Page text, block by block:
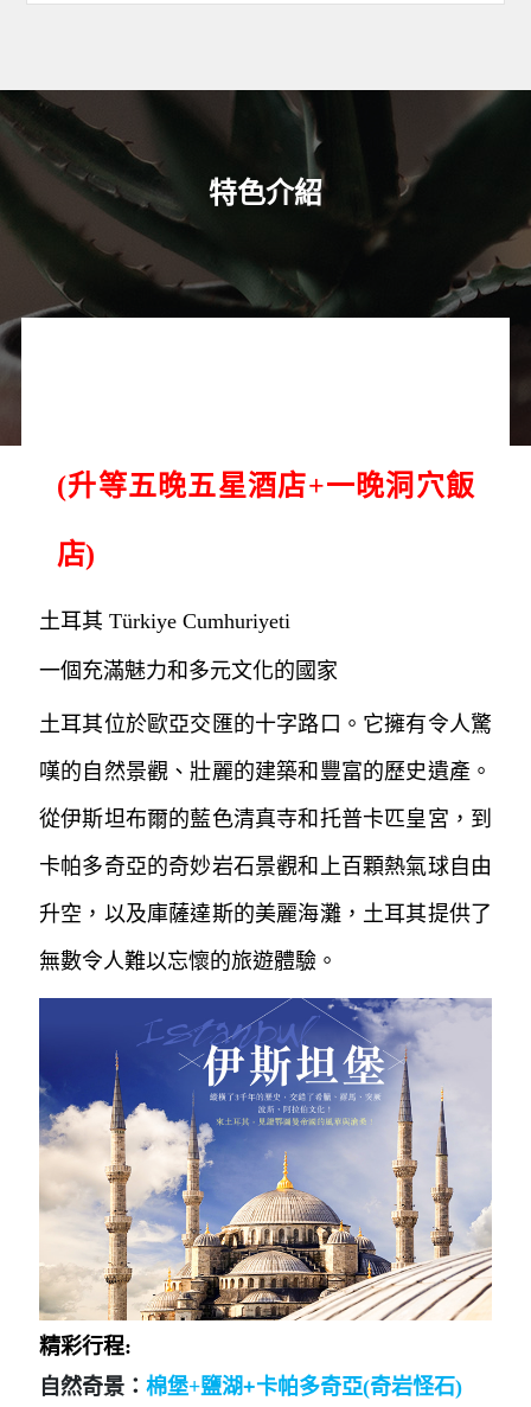
特色介紹
(升等五晚五星酒店+一晚洞穴飯
店)
土耳其 Türkiye Cumhuriyeti
一個充滿魅力和多元文化的國家
土耳其位於歐亞交匯的十字路口。它擁有令人驚
嘆的自然景觀、壯麗的建築和豐富的歷史遺產。
從伊斯坦布爾的藍色清真寺和托普卡匹皇宮，到
卡帕多奇亞的奇妙岩石景觀和上百顆熱氣球自由
升空，以及庫薩達斯的美麗海灘，土耳其提供了
無數令人難以忘懷的旅遊體驗。
精彩行程:
自然奇景： 棉堡+鹽湖+卡帕多奇亞(奇岩怪石)